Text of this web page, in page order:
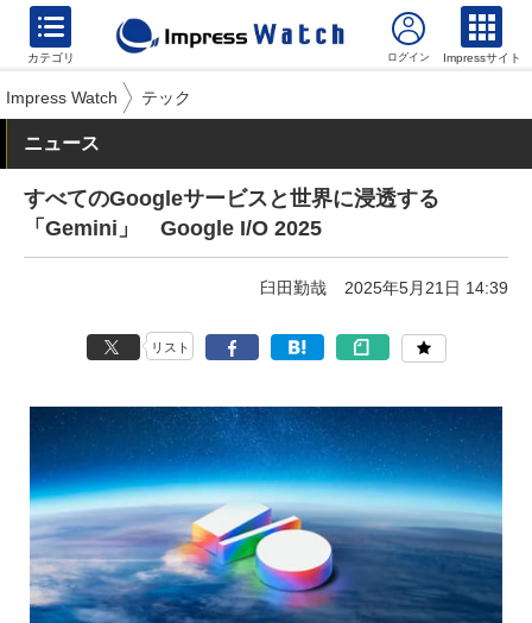
カテゴリ Impressサイト
Impress Watch テック
ニュース
すべてのGoogleサービスと世界に浸透する
「Gemini」 Google I/O 2025
臼田勤哉 2025年5月21日 14:39
リスト